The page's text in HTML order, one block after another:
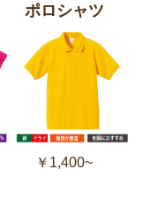
ポロシャツ
￥1,400~